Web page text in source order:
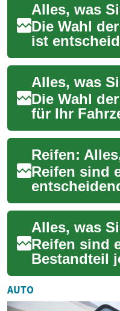
Die Wahl
ist
Sicherheit
Fahrzeugs.
Kontaktp...
Die Wahl
für Ihr
für
Komfort ...
Reifen sind
die
Ihres
die einzige
Reifen sind
Bestandteil
und spielen
Sicherheit,
AUTO